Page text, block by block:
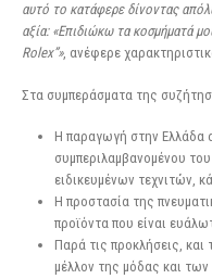
αυτό το κατάφερε δίνοντας
αξία: «Επιδιώκω τα κοσμήματά
Rolex”», ανέφερε
Στα συμπεράσματα της
Η παραγωγή στην Ελλάδα
συμπεριλαμβανομένου
ειδικευμένων τεχνιτών,
Η προστασία της
προϊόντα που είναι
Παρά τις προκλήσεις,
μέλλον της μόδας και